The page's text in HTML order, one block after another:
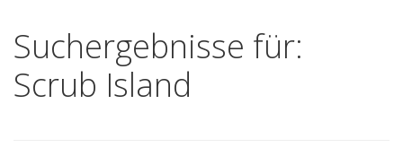
Suchergebnisse für:
Scrub Island